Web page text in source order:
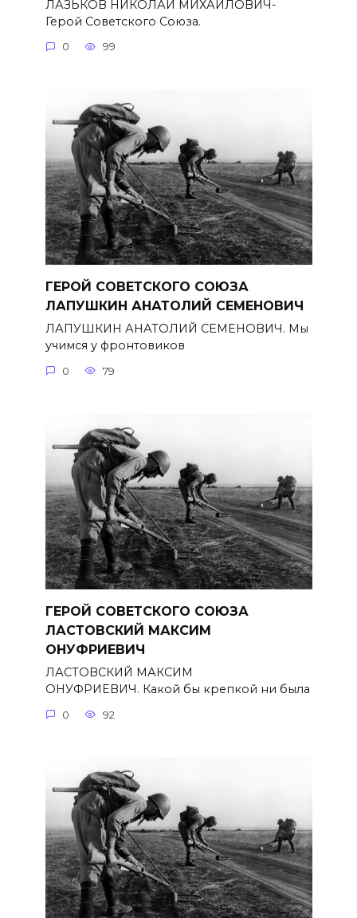
ЛАЗЬКОВ НИКОЛАЙ МИХАЙЛОВИЧ-
Герой Советского Союза.
0 99
ГЕРОЙ СОВЕТСКОГО СОЮЗА
ЛАПУШКИН АНАТОЛИЙ СЕМЕНОВИЧ
ЛАПУШКИН АНАТОЛИЙ СЕМЕНОВИЧ. Мы
учимся у фронтовиков
0 79
ГЕРОЙ СОВЕТСКОГО СОЮЗА
ЛАСТОВСКИЙ МАКСИМ
ОНУФРИЕВИЧ
ЛАСТОВСКИЙ МАКСИМ
ОНУФРИЕВИЧ. Какой бы крепкой ни была
0 92